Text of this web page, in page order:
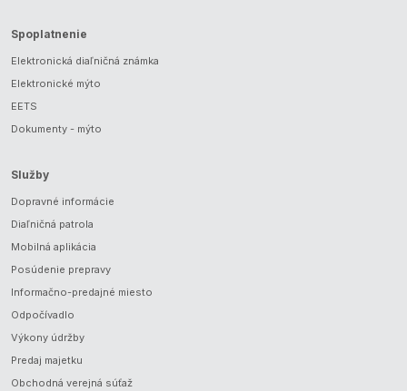
Spoplatnenie
Elektronická diaľničná známka
Elektronické mýto
EETS
Dokumenty - mýto
Služby
Dopravné informácie
Diaľničná patrola
Mobilná aplikácia
Posúdenie prepravy
Informačno-predajné miesto
Odpočívadlo
Výkony údržby
Predaj majetku
Obchodná verejná súťaž